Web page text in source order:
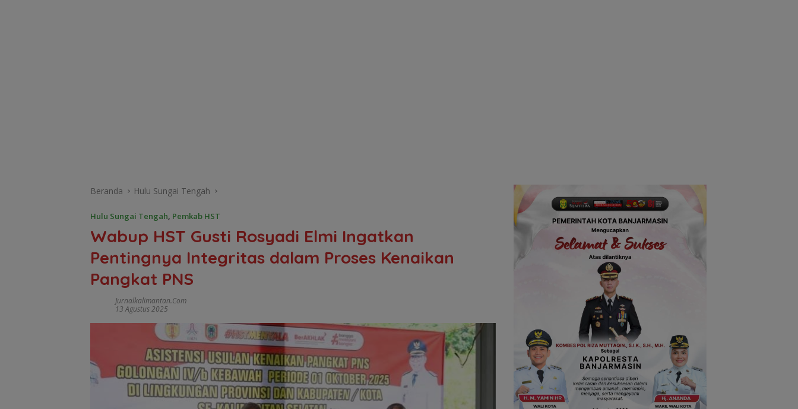
Beranda Hulu Sungai Tengah
Hulu Sungai Tengah, Pemkab HST
Wabup HST Gusti Rosyadi Elmi Ingatkan
Pentingnya Integritas dalam Proses Kenaikan
Pangkat PNS
Jurnalkalimantan.com
13 Agustus 2025